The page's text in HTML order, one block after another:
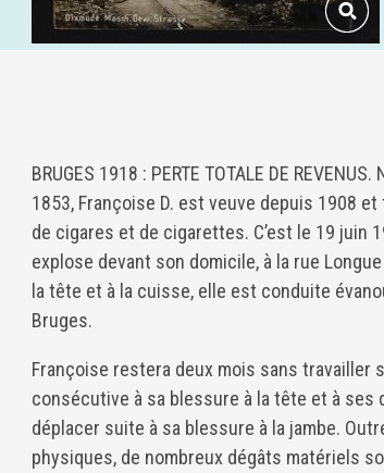
BRUGES 1918 : PERTE TOTALE DE
1853, Françoise D. est veuve depuis 1908
de cigares et de cigarettes. C’est le 19 juin
explose devant son domicile, à la rue
la tête et à la cuisse, elle est conduite
Bruges.
Françoise restera deux mois sans travailler
consécutive à sa blessure à la tête et à ses
déplacer suite à sa blessure à la jambe.
physiques, de nombreux dégâts matériels